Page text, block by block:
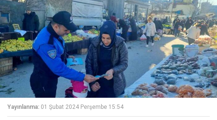
Yayınlanma: 01 Şubat 2024 Perşembe 15:54